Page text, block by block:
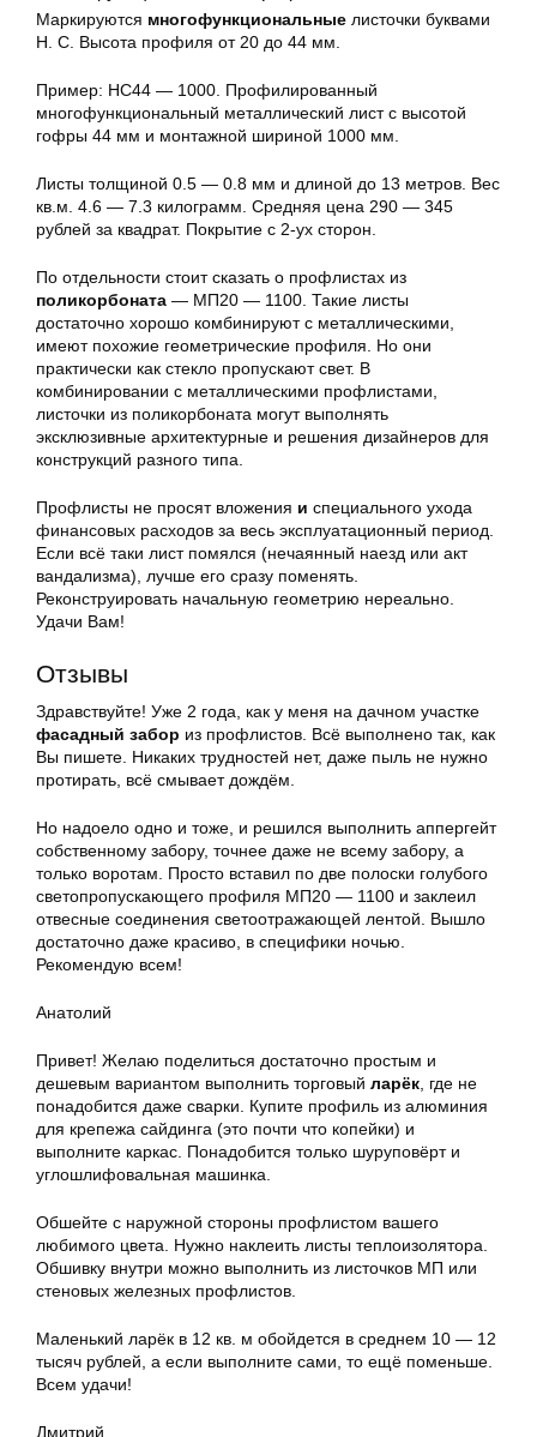
Маркируются многофункциональные листочки буквами
Н. С. Высота профиля от 20 до 44 мм.
Пример: НС44 — 1000. Профилированный
многофункциональный металлический лист с высотой
гофры 44 мм и монтажной шириной 1000 мм.
Листы толщиной 0.5 — 0.8 мм и длиной до 13 метров. Вес
кв.м. 4.6 — 7.3 килограмм. Средняя цена 290 — 345
рублей за квадрат. Покрытие с 2-ух сторон.
По отдельности стоит сказать о профлистах из
поликорбоната — МП20 — 1100. Такие листы
достаточно хорошо комбинируют с металлическими,
имеют похожие геометрические профиля. Но они
практически как стекло пропускают свет. В
комбинировании с металлическими профлистами,
листочки из поликорбоната могут выполнять
эксклюзивные архитектурные и решения дизайнеров для
конструкций разного типа.
Профлисты не просят вложения и специального ухода
финансовых расходов за весь эксплуатационный период.
Если всё таки лист помялся (нечаянный наезд или акт
вандализма), лучше его сразу поменять.
Реконструировать начальную геометрию нереально.
Удачи Вам!
Отзывы
Здравствуйте! Уже 2 года, как у меня на дачном участке
фасадный забор из профлистов. Всё выполнено так, как
Вы пишете. Никаких трудностей нет, даже пыль не нужно
протирать, всё смывает дождём.
Но надоело одно и тоже, и решился выполнить аппергейт
собственному забору, точнее даже не всему забору, а
только воротам. Просто вставил по две полоски голубого
светопропускающего профиля МП20 — 1100 и заклеил
отвесные соединения светоотражающей лентой. Вышло
достаточно даже красиво, в специфики ночью.
Рекомендую всем!
Анатолий
Привет! Желаю поделиться достаточно простым и
дешевым вариантом выполнить торговый ларёк , где не
понадобится даже сварки. Купите профиль из алюминия
для крепежа сайдинга (это почти что копейки) и
выполните каркас. Понадобится только шуруповёрт и
углошлифовальная машинка.
Обшейте с наружной стороны профлистом вашего
любимого цвета. Нужно наклеить листы теплоизолятора.
Обшивку внутри можно выполнить из листочков МП или
стеновых железных профлистов.
Маленький ларёк в 12 кв. м обойдется в среднем 10 — 12
тысяч рублей, а если выполните сами, то ещё поменьше.
Всем удачи!
Дмитрий